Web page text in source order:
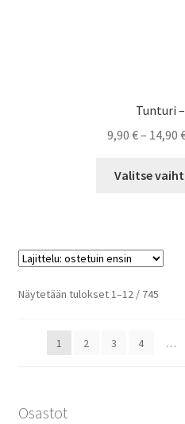
Tunturi
9,90 €– 14,90
Valitse
Näytetään tulokset 1–12 / 745
1 2 3 4 …
Osastot